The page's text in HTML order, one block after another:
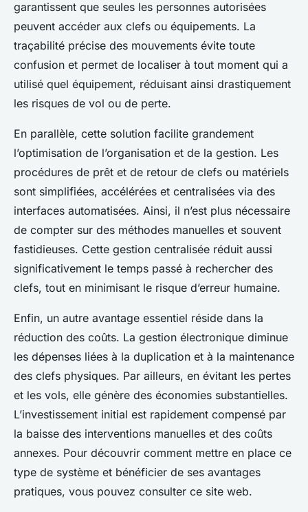
garantissent que seules les personnes autorisées
peuvent accéder aux clefs ou équipements. La
traçabilité précise des mouvements évite toute
confusion et permet de localiser à tout moment qui a
utilisé quel équipement, réduisant ainsi drastiquement
les risques de vol ou de perte.
En parallèle, cette solution facilite grandement
l’optimisation de l’organisation et de la gestion. Les
procédures de prêt et de retour de clefs ou matériels
sont simplifiées, accélérées et centralisées via des
interfaces automatisées. Ainsi, il n’est plus nécessaire
de compter sur des méthodes manuelles et souvent
fastidieuses. Cette gestion centralisée réduit aussi
significativement le temps passé à rechercher des
clefs, tout en minimisant le risque d’erreur humaine.
Enfin, un autre avantage essentiel réside dans la
réduction des coûts. La gestion électronique diminue
les dépenses liées à la duplication et à la maintenance
des clefs physiques. Par ailleurs, en évitant les pertes
et les vols, elle génère des économies substantielles.
L’investissement initial est rapidement compensé par
la baisse des interventions manuelles et des coûts
annexes. Pour découvrir comment mettre en place ce
type de système et bénéficier de ses avantages
pratiques, vous pouvez consulter ce site web.